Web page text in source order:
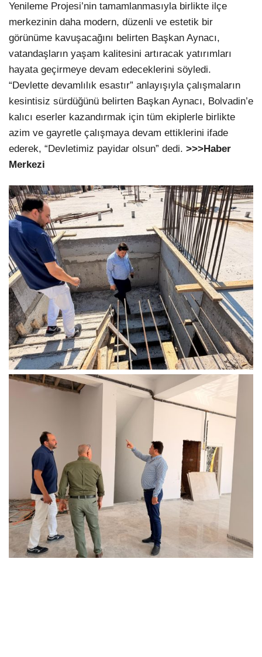
Yenileme Projesi’nin tamamlanmasıyla birlikte ilçe
merkezinin daha modern, düzenli ve estetik bir
görünüme kavuşacağını belirten Başkan Aynacı,
vatandaşların yaşam kalitesini artıracak yatırımları
hayata geçirmeye devam edeceklerini söyledi.
“Devlette devamlılık esastır” anlayışıyla çalışmaların
kesintisiz sürdüğünü belirten Başkan Aynacı, Bolvadin’e
kalıcı eserler kazandırmak için tüm ekiplerle birlikte
azim ve gayretle çalışmaya devam ettiklerini ifade
ederek, “Devletimiz payidar olsun” dedi. >>>Haber
Merkezi